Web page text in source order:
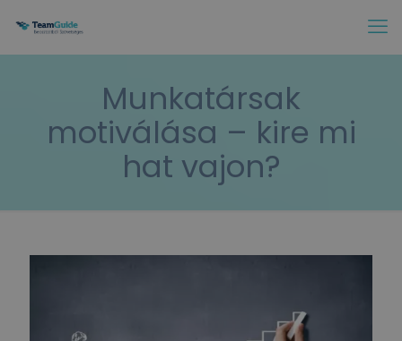
Munkatársak
motiválása – kire mi
hat vajon?